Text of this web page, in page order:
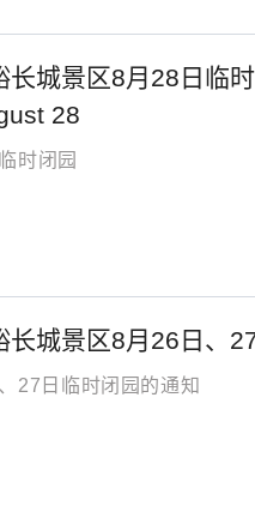
长城景区8月28日
28
时闭园
长城景区8月26日、
27日临时闭园的通知